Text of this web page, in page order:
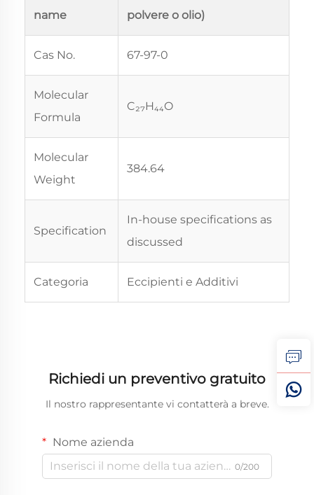
name
polvere o olio)
Cas No. 67-97-0
Molecular
Formula
C₂₇H₄₄O
Molecular
Weight
384.64
Specification
In-house specifications as
discussed
Categoria Eccipienti e Additivi
Richiedi un preventivo gratuito
Il nostro rappresentante vi contatterà a breve.
Nome azienda
0/200